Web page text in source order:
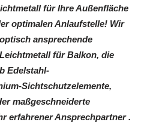
für Ihre Außenfläche
optimalen Anlaufstelle! Wir
ansprechende
für Balkon, die
Edelstahl-
Sichtschutzelemente,
maßgeschneiderte
erfahrener Ansprechpartner .